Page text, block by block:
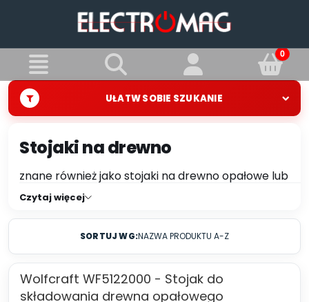
UŁATW SOBIE SZUKANIE
Stojaki na drewno
znane również jako stojaki na drewno opałowe lub
stojaki na drewno do kominków, są to konstrukcje
opał do pieca. Stojaki na drewno pomagają
utrzymać drewno w porządku, zabezpieczają je
przed wilgocią i ułatwiają dostęp do opału w
sezonie grzewczym. Istnieje wiele różnych
Czytaj więcej
SORTUJ WG:NAZWA PRODUKTU A-Z
Wolfcraft WF5122000 - Stojak do
składowania drewna opałowego